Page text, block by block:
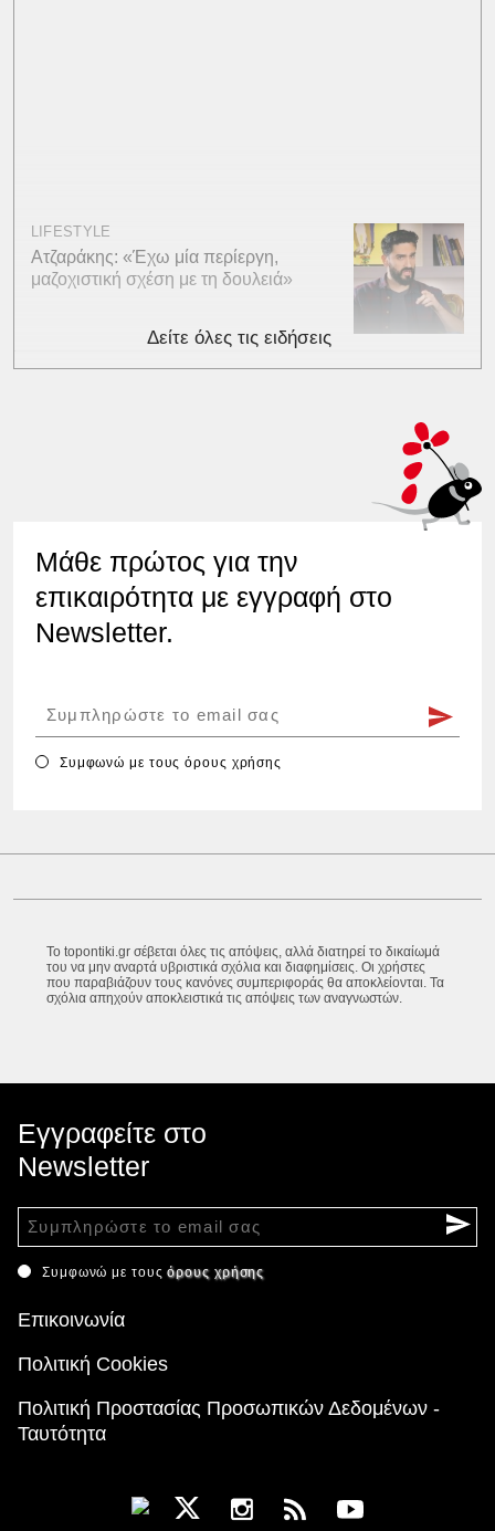
LIFESTYLE
Ατζαράκης: «Έχω μία περίεργη,
μαζοχιστική σχέση με τη δουλειά»
Δείτε όλες τις ειδήσεις
Μάθε πρώτος για την
επικαιρότητα με εγγραφή στο
Newsletter.
Συμφωνώ με τουςόρους χρήσης
Το topontiki.gr σέβεται όλες τις απόψεις, αλλά διατηρεί το δικαίωμά
του να μην αναρτά υβριστικά σχόλια και διαφημίσεις. Οι χρήστες
που παραβιάζουν τους κανόνες συμπεριφοράς θα αποκλείονται. Τα
σχόλια απηχούν αποκλειστικά τις απόψεις των αναγνωστών.
Εγγραφείτε στο
Newsletter
Συμφωνώ με τουςόρους χρήσης
Επικοινωνία
Πολιτική Cookies
Πολιτική Προστασίας Προσωπικών Δεδομένων -
Ταυτότητα